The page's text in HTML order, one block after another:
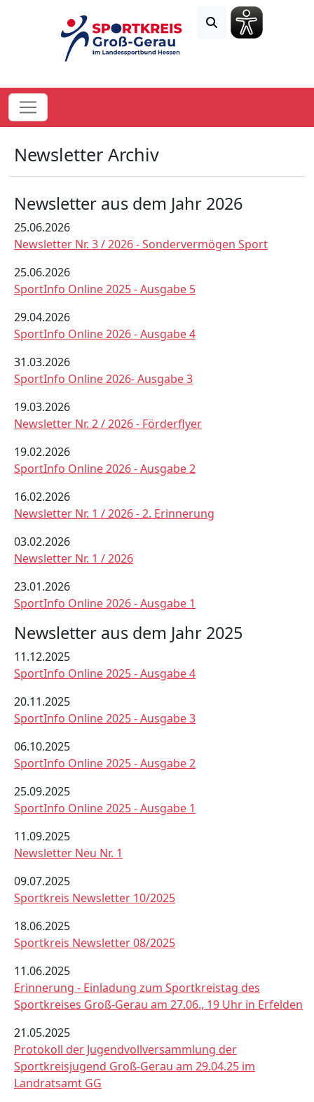
Newsletter Archiv
Newsletter aus dem Jahr 2026
25.06.2026
Newsletter Nr. 3 / 2026 - Sondervermögen Sport
25.06.2026
SportInfo Online 2025 - Ausgabe 5
29.04.2026
SportInfo Online 2026 - Ausgabe 4
31.03.2026
SportInfo Online 2026- Ausgabe 3
19.03.2026
Newsletter Nr. 2 / 2026 - Förderflyer
19.02.2026
SportInfo Online 2026 - Ausgabe 2
16.02.2026
Newsletter Nr. 1 / 2026 - 2. Erinnerung
03.02.2026
Newsletter Nr. 1 / 2026
23.01.2026
SportInfo Online 2026 - Ausgabe 1
Newsletter aus dem Jahr 2025
11.12.2025
SportInfo Online 2025 - Ausgabe 4
20.11.2025
SportInfo Online 2025 - Ausgabe 3
06.10.2025
SportInfo Online 2025 - Ausgabe 2
25.09.2025
SportInfo Online 2025 - Ausgabe 1
11.09.2025
Newsletter Neu Nr. 1
09.07.2025
Sportkreis Newsletter 10/2025
18.06.2025
Sportkreis Newsletter 08/2025
11.06.2025
Erinnerung - Einladung zum Sportkreistag des
Sportkreises Groß-Gerau am 27.06., 19 Uhr in Erfelden
21.05.2025
Protokoll der Jugendvollversammlung der
Sportkreisjugend Groß-Gerau am 29.04.25 im
Landratsamt GG